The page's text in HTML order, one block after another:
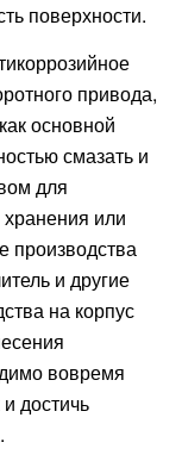
поверхности.
привода,
основной
смазать и
для
или
производства
и другие
на корпус
вовремя
достичь